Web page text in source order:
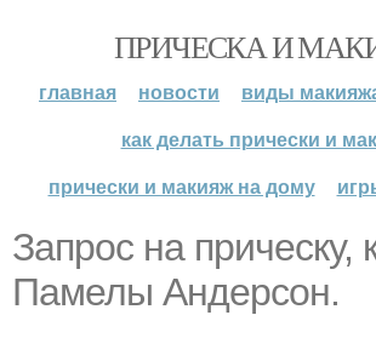
ПРИЧЕСКА И
главная новости
виды
как делать прически и
прически и макияж на дому
Запрос на прическу,
Памелы Андерсон.